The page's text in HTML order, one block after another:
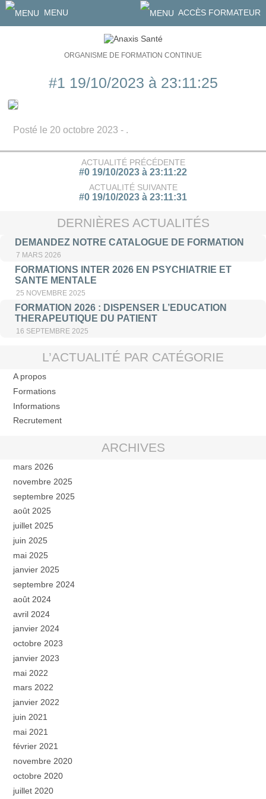
MENU ACCÈS FORMATEUR
ORGANISME DE FORMATION CONTINUE
#1 19/10/2023 à 23:11:25
Posté le 20 octobre 2023 - .
ACTUALITÉ PRÉCÉDENTE
#0 19/10/2023 à 23:11:22
ACTUALITÉ SUIVANTE
#0 19/10/2023 à 23:11:31
DERNIÈRES ACTUALITÉS
DEMANDEZ NOTRE CATALOGUE DE FORMATION
7 MARS 2026
FORMATIONS INTER 2026 EN PSYCHIATRIE ET
SANTE MENTALE
25 NOVEMBRE 2025
FORMATION 2026 : DISPENSER L’EDUCATION
THERAPEUTIQUE DU PATIENT
16 SEPTEMBRE 2025
L’ACTUALITÉ PAR CATÉGORIE
A propos
Formations
Informations
Recrutement
ARCHIVES
mars 2026
novembre 2025
septembre 2025
août 2025
juillet 2025
juin 2025
mai 2025
janvier 2025
septembre 2024
août 2024
avril 2024
janvier 2024
octobre 2023
janvier 2023
mai 2022
mars 2022
janvier 2022
juin 2021
mai 2021
février 2021
novembre 2020
octobre 2020
juillet 2020